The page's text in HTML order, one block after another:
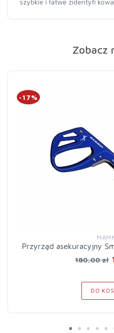
szybkie i łatwe zidentyfi
Zobacz
-17%
Przyrząd asekuracyjny
180,00 zł
DO